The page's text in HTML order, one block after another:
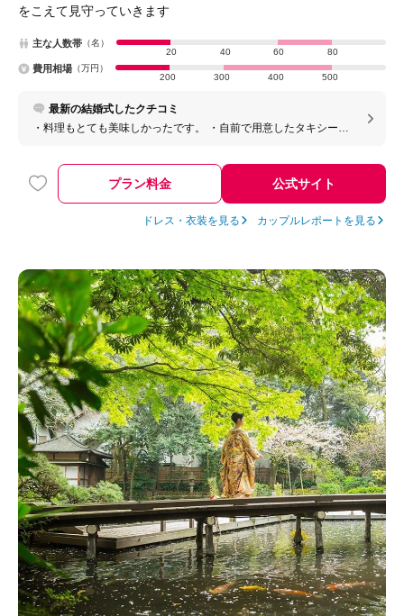
をこえて見守っていきます
主な人数帯 （名）
20
40 60 80
費用相場 （万円）
200
300 400 500
最新の結婚式したクチコミ
・料理もとても美味しかったです。 ・自前で用意したタキシード
プラン料金 公式サイト
ドレス・衣装を見る カップルレポートを見る